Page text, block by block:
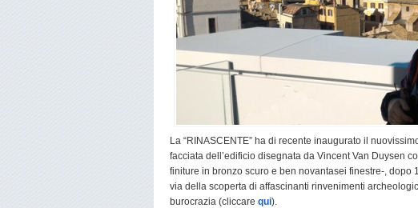
La “RINASCENTE” ha di recente inaugurato il
facciata dell’edificio disegnata da Vincent Van Duysen
finiture in bronzo scuro e ben novantasei finestre-, dopo
via della scoperta di affascinanti rinvenimenti
burocrazia (cliccare qui).